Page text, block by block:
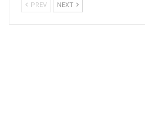
PREV NEXT